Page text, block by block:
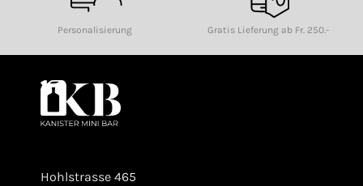
Personalisierung Gratis Lieferung ab Fr. 250.-
Hohlstrasse 465